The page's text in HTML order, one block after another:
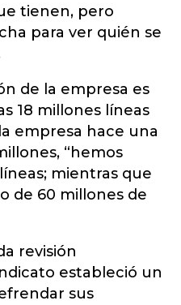
tienen, pero
para ver quién se
de la empresa es
18 millones líneas
empresa hace una
“hemos
mientras que
de 60 millones de
revisión
estableció un
sus